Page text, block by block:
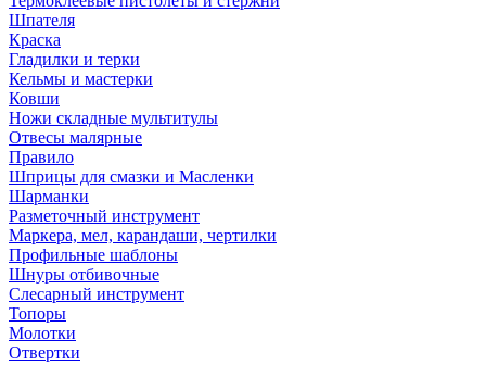
Шпателя
Краска
Гладилки и терки
Кельмы и мастерки
Ковши
Ножи складные мультитулы
Отвесы малярные
Правило
Шприцы для смазки и Масленки
Шарманки
Разметочный инструмент
Маркера, мел, карандаши, чертилки
Профильные шаблоны
Шнуры отбивочные
Слесарный инструмент
Топоры
Молотки
Отвертки